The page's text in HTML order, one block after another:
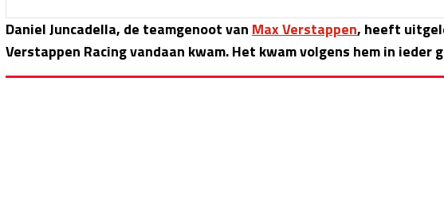
Daniel Juncadella, de teamgenoot van Max Verstappen, heeft
Verstappen Racing vandaan kwam. Het kwam volgens hem in